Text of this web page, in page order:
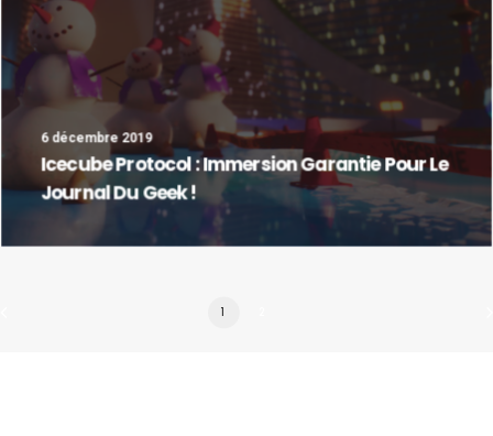
6 décembre 2019
Icecube Protocol : Immersion Garantie Pour Le
Journal Du Geek !
1